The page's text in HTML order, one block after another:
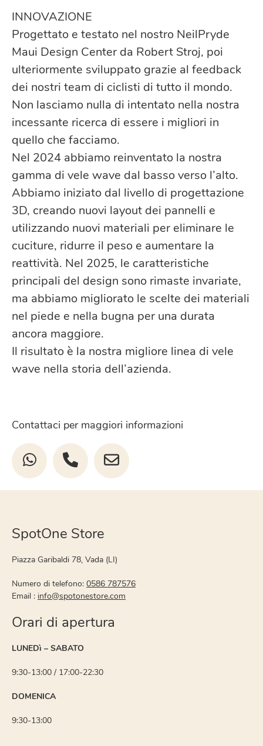
INNOVAZIONE
Progettato e testato nel nostro NeilPryde
Maui Design Center da Robert Stroj, poi
ulteriormente sviluppato grazie al feedback
dei nostri team di ciclisti di tutto il mondo.
Non lasciamo nulla di intentato nella nostra
incessante ricerca di essere i migliori in
quello che facciamo.
Nel 2024 abbiamo reinventato la nostra
gamma di vele wave dal basso verso l’alto.
Abbiamo iniziato dal livello di progettazione
3D, creando nuovi layout dei pannelli e
utilizzando nuovi materiali per eliminare le
cuciture, ridurre il peso e aumentare la
reattività. Nel 2025, le caratteristiche
principali del design sono rimaste invariate,
ma abbiamo migliorato le scelte dei materiali
nel piede e nella bugna per una durata
ancora maggiore.
Il risultato è la nostra migliore linea di vele
wave nella storia dell’azienda.
Contattaci per maggiori informazioni
SpotOne Store
Piazza Garibaldi 78, Vada (LI)
Numero di telefono: 0586 787576
Email : info@spotonestore.com
Orari di apertura
LUNEDì – SABATO
9:30-13:00 / 17:00-22:30
DOMENICA
9:30-13:00